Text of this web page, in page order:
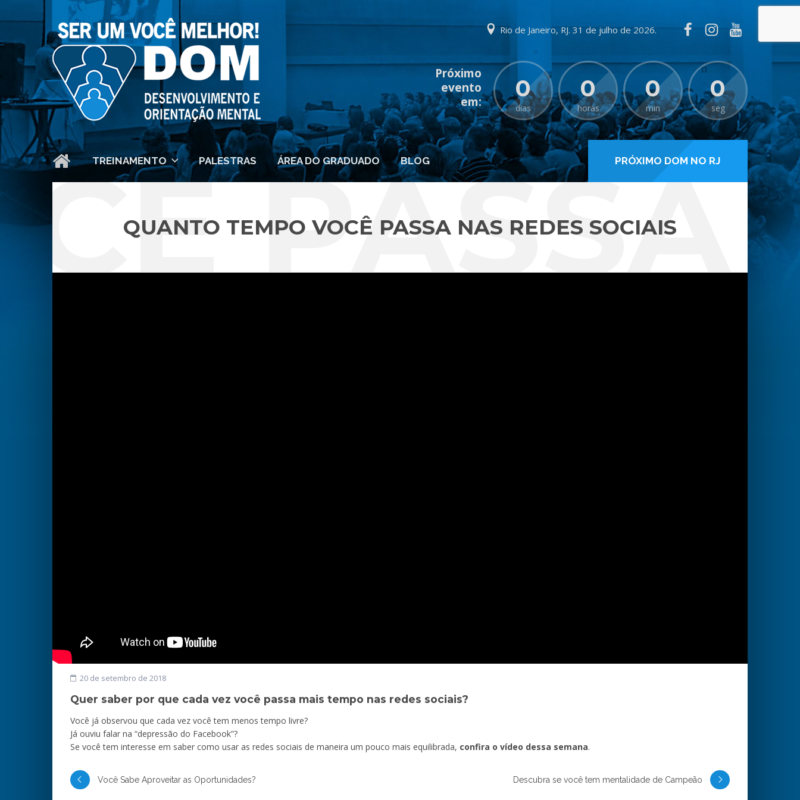
Rio de Janeiro, RJ. 31 de julho de 2026.
0
dias
0
horas
0
min
0
seg
PRÓXIMO DOM NO RJ
TREINAMENTO PALESTRAS ÁREA DO GRADUADO BLOG
PASSA
QUANTO TEMPO VOCÊ PASSA NAS REDES SOCIAIS
20 de setembro de 2018
Quer saber por que cada vez você passa mais tempo nas redes sociais?
Você já observou que cada vez você tem menos tempo livre?
Já ouviu falar na “depressão do Facebook”?
Se você tem interesse em saber como usar as redes sociais de maneira um pouco mais equilibrada, confira o vídeo dessa semana.
Você Sabe Aproveitar as Oportunidades? Descubra se você tem mentalidade de Campeão